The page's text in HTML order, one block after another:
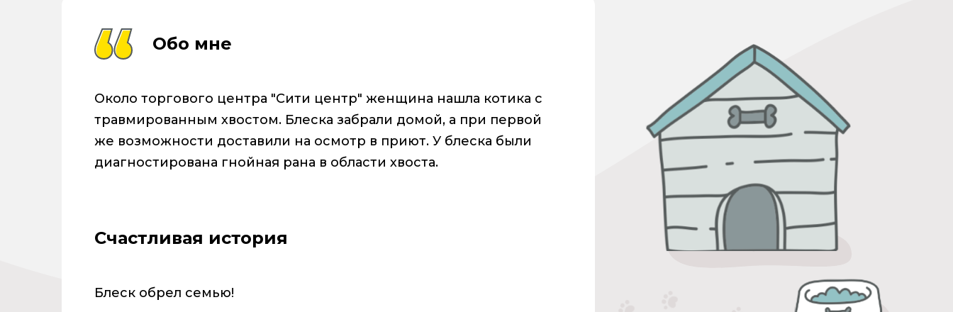
Обо мне
Около торгового центра "Сити центр" женщина нашла котика с
травмированным хвостом. Блеска забрали домой, а при первой
же возможности доставили на осмотр в приют. У блеска были
диагностирована гнойная рана в области хвоста.
Счастливая история
Блеск обрел семью!